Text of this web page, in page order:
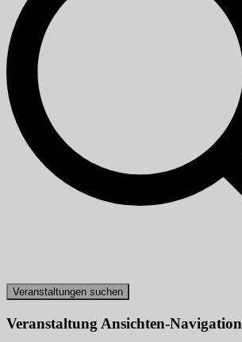
Veranstaltungen suchen
Veranstaltung Ansichten-Navigation